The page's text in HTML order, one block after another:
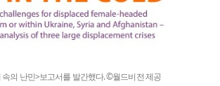
의 난민>보고서를 발간했다. ©월드비전 제공